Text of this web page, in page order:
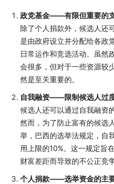
政党基金——有限但重要的
除了个人捐款外，候选人还
是由政府设立并分配给各政
日常运作和竞选活动。虽然
会很多，但对于一些资源较
然是至关重要的。
自我融资——限制候选人过
候选人还可以通过自我融资
然而，为了防止富有的候选
举，巴西的选举法规定，自
用上限的10%。这一规定旨
财富差距而导致的不公正竞争
个人捐款——选举资金的主